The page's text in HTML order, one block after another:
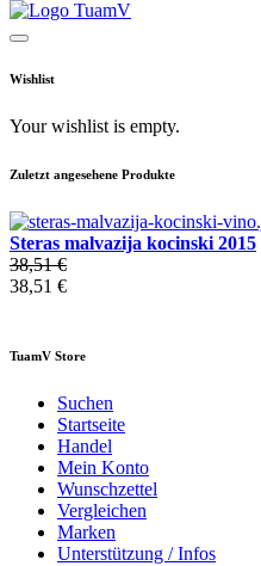
Wishlist
Your wishlist is empty.
Zuletzt angesehene Produkte
Steras malvazija kocinski 2015
38,51 €
38,51 €
TuamV Store
Suchen
Startseite
Handel
Mein Konto
Wunschzettel
Vergleichen
Marken
Unterstützung / Infos